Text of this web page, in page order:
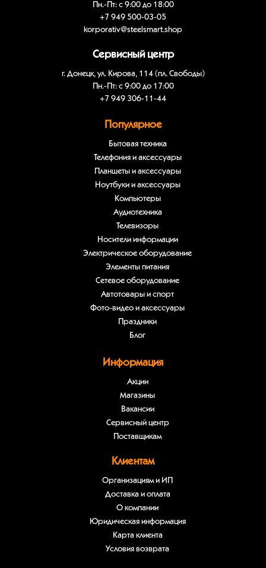
Пн.-Пт: с 9:00 до 18:00
+7 949 500-03-05
korporativ@steelsmart.shop
Сервисный центр
г. Донецк, ул. Кирова, 114 (пл. Свободы)
Пн.-Пт: с 9:00 до 17:00
+7 949 306-11-44
Популярное
Бытовая техника
Телефония и аксессуары
Планшеты и аксессуары
Ноутбуки и аксессуары
Компьютеры
Аудиотехника
Телевизоры
Носители информации
Электрическое оборудование
Элементы питания
Сетевое оборудование
Автотовары и спорт
Фото-видео и аксессуары
Праздники
Блог
Информация
Акции
Магазины
Вакансии
Сервисный центр
Поставщикам
Клиентам
Организациям и ИП
Доставка и оплата
О компании
Юридическая информация
Карта клиента
Условия возврата